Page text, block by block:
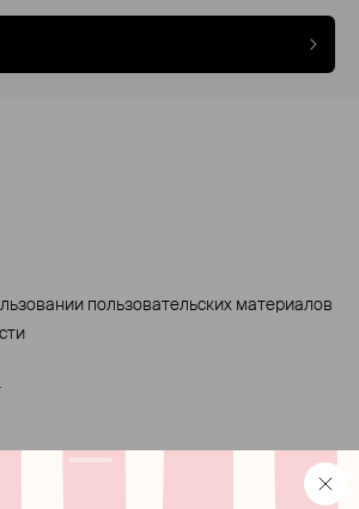
пользовательских материалов